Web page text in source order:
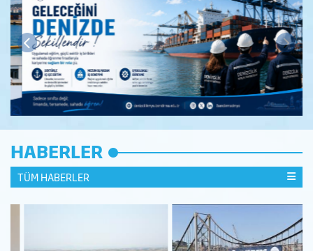
TÜM HABERLER
HABERLER